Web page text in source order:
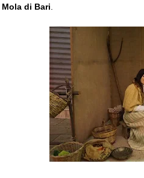
Mola di Bari